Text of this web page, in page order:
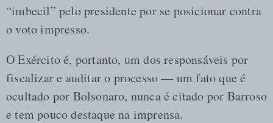
“imbecil” pelo presidente por se posicionar contra
o voto impresso.
O Exército é, portanto, um dos responsáveis por
fiscalizar e auditar o processo — um fato que é
ocultado por Bolsonaro, nunca é citado por Barroso
e tem pouco destaque na imprensa.